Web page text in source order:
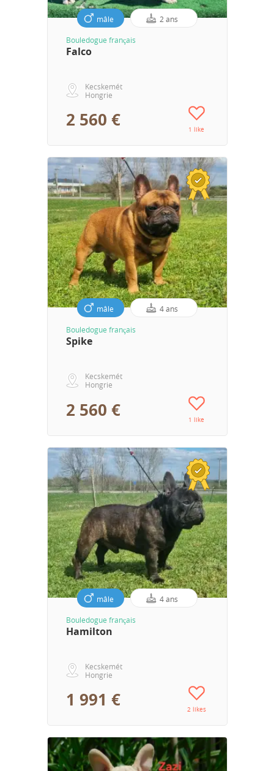
mâle 2 ans
Bouledogue français
Falco
Kecskemét
Hongrie
2 560 € 1 like
mâle 4 ans
Bouledogue français
Spike
Kecskemét
Hongrie
2 560 € 1 like
mâle 4 ans
Bouledogue français
Hamilton
Kecskemét
Hongrie
1 991 € 2 likes